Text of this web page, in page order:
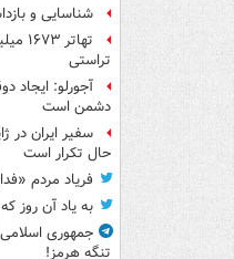
شناسایی و بازداشت ۲۱مزدور
تراستی
آجورلو:
دشمن است
سفیر ایران در
حال تکرار است
فریاد مردم
به یاد آن روز
جمهوری
تنگه هرمز!